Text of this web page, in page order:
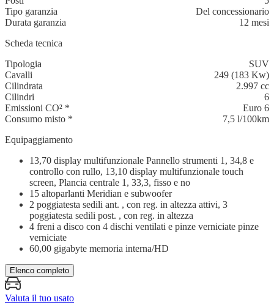
Tipo garanzia
Del concessionario
Durata garanzia
12 mesi
Scheda tecnica
Tipologia
SUV
Cavalli
249 (183 Kw)
Cilindrata
2.997 cc
Cilindri
6
Emissioni CO² *
Euro 6
Consumo misto *
7,5 l/100km
Equipaggiamento
13,70 display multifunzionale Pannello strumenti 1, 34,8 e
controllo con rullo, 13,10 display multifunzionale touch
screen, Plancia centrale 1, 33,3, fisso e no
15 altoparlanti Meridian e subwoofer
2 poggiatesta sedili ant. , con reg. in altezza attivi, 3
poggiatesta sedili post. , con reg. in altezza
4 freni a disco con 4 dischi ventilati e pinze verniciate pinze
verniciate
60,00 gigabyte memoria interna/HD
Elenco completo
Valuta il tuo usato